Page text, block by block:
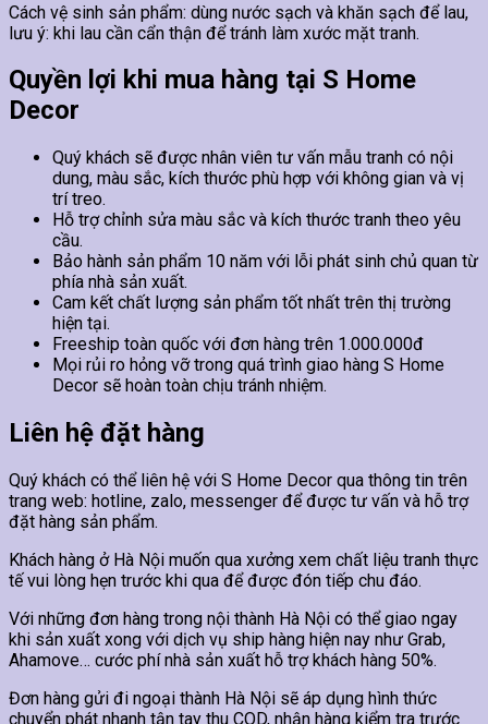
Cách vệ sinh sản phẩm: dùng nước sạch và khăn sạch để lau,
lưu ý: khi lau cần cẩn thận để tránh làm xước mặt tranh.
Quyền lợi khi mua hàng tại S Home
Decor
Quý khách sẽ được nhân viên tư vấn mẫu tranh có nội
dung, màu sắc, kích thước phù hợp với không gian và vị
trí treo.
Hỗ trợ chỉnh sửa màu sắc và kích thước tranh theo yêu
cầu.
Bảo hành sản phẩm 10 năm với lỗi phát sinh chủ quan từ
phía nhà sản xuất.
Cam kết chất lượng sản phẩm tốt nhất trên thị trường
hiện tại.
Freeship toàn quốc với đơn hàng trên 1.000.000đ
Mọi rủi ro hỏng vỡ trong quá trình giao hàng S Home
Decor sẽ hoàn toàn chịu tránh nhiệm.
Liên hệ đặt hàng
Quý khách có thể liên hệ với S Home Decor qua thông tin trên
trang web: hotline, zalo, messenger để được tư vấn và hỗ trợ
đặt hàng sản phẩm.
Khách hàng ở Hà Nội muốn qua xưởng xem chất liệu tranh thực
tế vui lòng hẹn trước khi qua để được đón tiếp chu đáo.
Với những đơn hàng trong nội thành Hà Nội có thể giao ngay
khi sản xuất xong với dịch vụ ship hàng hiện nay như Grab,
Ahamove… cước phí nhà sản xuất hỗ trợ khách hàng 50%.
Đơn hàng gửi đi ngoại thành Hà Nội sẽ áp dụng hình thức
chuyển phát nhanh tận tay thu COD, nhận hàng kiểm tra trước